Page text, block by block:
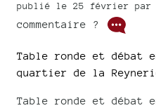
publié le 25 février par
commentaire ?
Table ronde et
quartier de la
Table ronde et